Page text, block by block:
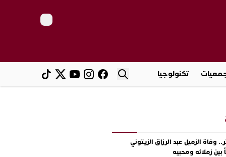
تكنولوجيا
وفاة الزميل عبد الرزاق الزيتوني
بين زملائه ومحبيه